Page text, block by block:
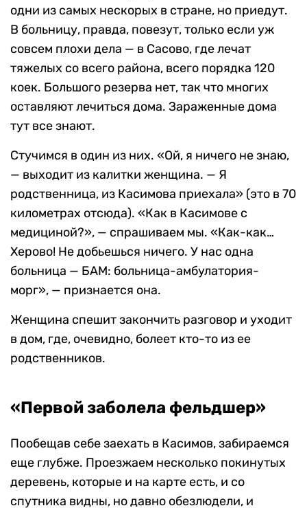
одни из самых нескорых в стране, но приедут.
В больницу, правда, повезут, только если уж
совсем плохи дела — в Сасово, где лечат
тяжелых со всего района, всего порядка 120
коек. Большого резерва нет, так что многих
оставляют лечиться дома. Зараженные дома
тут все знают.
Стучимся в один из них. «Ой, я ничего не знаю,
— выходит из калитки женщина. — Я
родственница, из Касимова приехала» (это в 70
километрах отсюда). «Как в Касимове с
медициной?», — спрашиваем мы. «Как-как…
Херово! Не добьешься ничего. У нас одна
больница — БАМ: больница-амбулатория-
морг», — признается она.
Женщина спешит закончить разговор и уходит
в дом, где, очевидно, болеет кто-то из ее
родственников.
«Первой заболела фельдшер»
Пообещав себе заехать в Касимов, забираемся
еще глубже. Проезжаем несколько покинутых
деревень, которые и на карте есть, и со
спутника видны, но давно обезлюдели, и